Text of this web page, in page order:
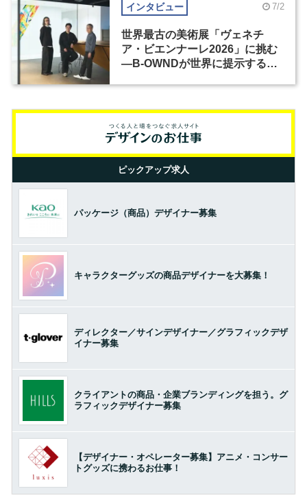
インタビュー 7/2
世界最古の美術展「ヴェネチ
ア・ビエンナーレ2026」に挑む
―B-OWNDが世界に提示する美
ピックアップ求人
パッケージ（商品）デザイナー募集
キャラクターグッズの商品デザイナーを大募集！
ディレクター／サインデザイナー／グラフィックデザ
イナー募集
クライアントの商品・企業ブランディングを担う。グ
ラフィックデザイナー募集
【デザイナー・オペレーター募集】アニメ・コンサー
トグッズに携わるお仕事！